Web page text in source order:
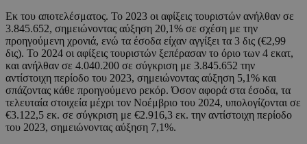
Εκ του αποτελέσματος. Το 2023 οι αφίξεις τουριστών ανήλθαν σε
3.845.652, σημειώνοντας αύξηση 20,1% σε σχέση με την
προηγούμενη χρονιά, ενώ τα έσοδα είχαν αγγίξει τα 3 δις (€2,99
δις). Το 2024 οι αφίξεις τουριστών ξεπέρασαν το όριο των 4 εκατ,
και ανήλθαν σε 4.040.200 σε σύγκριση με 3.845.652 την
αντίστοιχη περίοδο του 2023, σημειώνοντας αύξηση 5,1% και
σπάζοντας κάθε προηγούμενο ρεκόρ. Όσον αφορά στα έσοδα, τα
τελευταία στοιχεία μέχρι τον Νοέμβριο του 2024, υπολογίζονται σε
€3.122,5 εκ. σε σύγκριση με €2.916,3 εκ. την αντίστοιχη περίοδο
του 2023, σημειώνοντας αύξηση 7,1%.